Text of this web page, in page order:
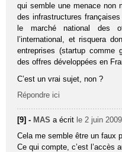
qui semble une menace non
des infrastructures
le marché national des
l’international, et risquera
entreprises (startup comme
des offres développées en
C’est un vrai sujet, non ?
Répondre ici
[9] - MAS a écrit le 2 juin 2009
Cela me semble être un faux
Ce qui compte, c’est l’accès